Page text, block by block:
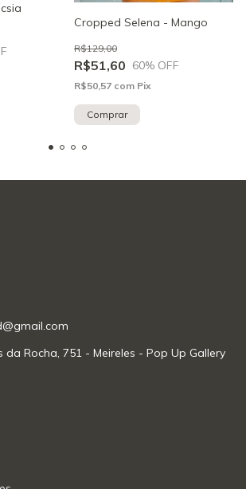
Cropped Selena - Mango
R$51,60
R$129,00
60% OFF
R$50,57 com Pix
Comprar
da Rocha, 751 - Meireles - Pop Up Gallery